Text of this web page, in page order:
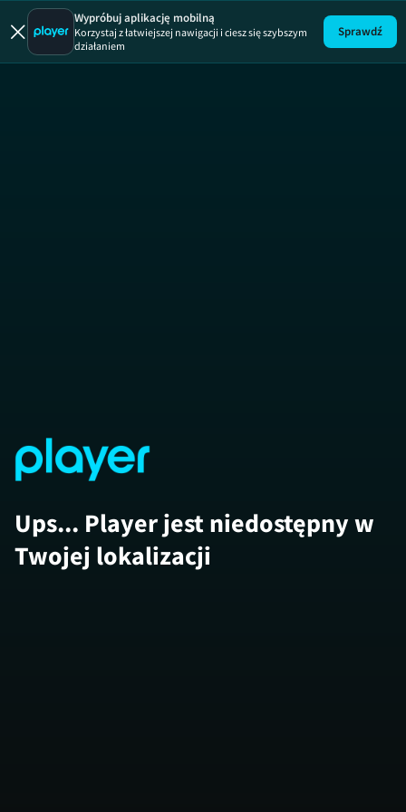
Absurdy
Wypróbuj aplikację mobilną
Korzystaj z łatwiejszej nawigacji i ciesz się szybszym
działaniem
Sprawdź
Ups... Player jest niedostępny w
Twojej lokalizacji